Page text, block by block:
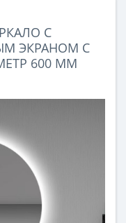
С
ЭКРАНОМ С
600 ММ